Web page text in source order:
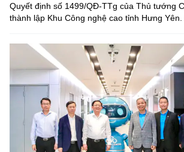
Quyết định số 1499/QĐ-TTg của Thủ tướng
thành lập Khu Công nghệ cao tỉnh Hưng Yên.